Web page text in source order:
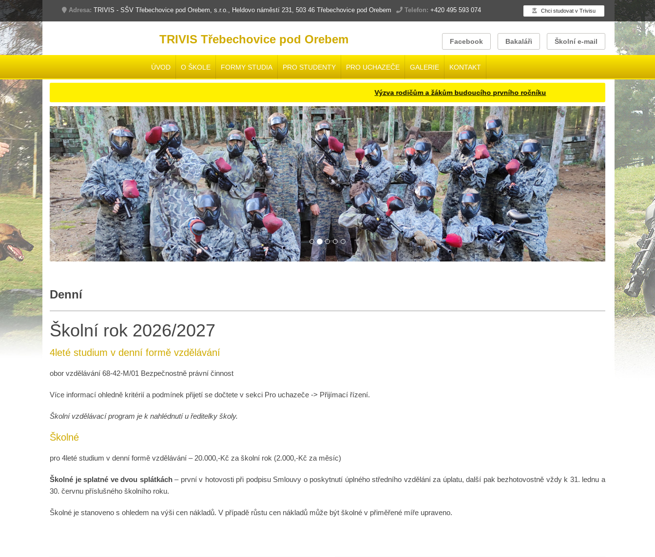
Adresa: TRIVIS - SŠV Třebechovice pod Orebem, s.r.o., Heldovo náměstí 231, 503 46 Třebechovice pod Orebem Telefon: +420 495 593 074 Chci studovat v Trivisu
TRIVIS Třebechovice pod Orebem Facebook Bakaláři Školní e-mail
ÚVOD O ŠKOLE FORMY STUDIA PRO STUDENTY PRO UCHAZEČE GALERIE KONTAKT
Výzva rodičům a žákům budoucího prvního ročníku
Denní
Školní rok 2026/2027
4leté studium v denní formě vzdělávání
obor vzdělávání 68-42-M/01 Bezpečnostně právní činnost
Více informací ohledně kritérií a podmínek přijetí se dočtete v sekci Pro uchazeče -> Přijímací řízení.
Školní vzdělávací program je k nahlédnutí u ředitelky školy.
Školné
pro 4leté studium v denní formě vzdělávání – 20.000,-Kč za školní rok (2.000,-Kč za měsíc)
Školné je splatné ve dvou splátkách– první v hotovosti při podpisu Smlouvy o poskytnutí úplného středního vzdělání za úplatu, další pak bezhotovostně vždy k 31. lednu a
30. červnu příslušného školního roku.
Školné je stanoveno s ohledem na výši cen nákladů. V případě růstu cen nákladů může být školné v přiměřené míře upraveno.